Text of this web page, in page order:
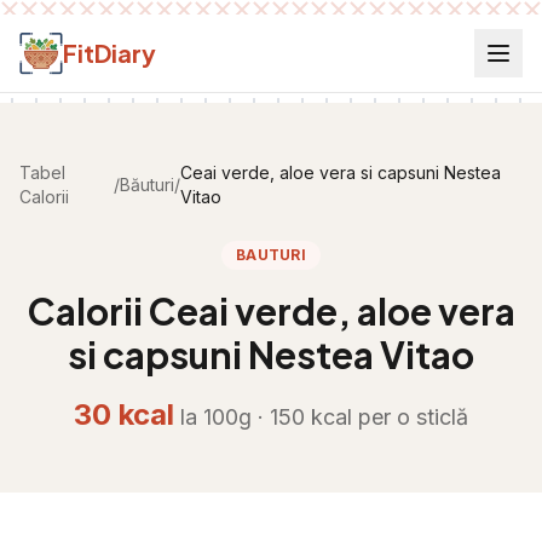
Salt la conținut
FitDiary
Tabel
Calorii
/Băuturi/
Ceai verde, aloe vera si capsuni Nestea
Vitao
BAUTURI
Calorii Ceai verde, aloe vera
si capsuni Nestea Vitao
30 kcal la 100g · 150 kcal per o sticlă